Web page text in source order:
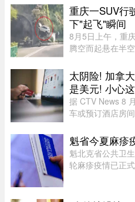
管。该制度在立
要求相关活动公
重庆一SUV行
下"起飞"瞬间
8月5日上午，重
腾空而起悬在半
道，其前方右边
口，当车驶至该
太阴险! 加拿
是美元! 小心
据 CTV News 8
车或预订酒店房
虽然有些旅游类
非如此，即使你
魁省今夏麻疹
魁北克省公共卫
轮麻疹疫情已正